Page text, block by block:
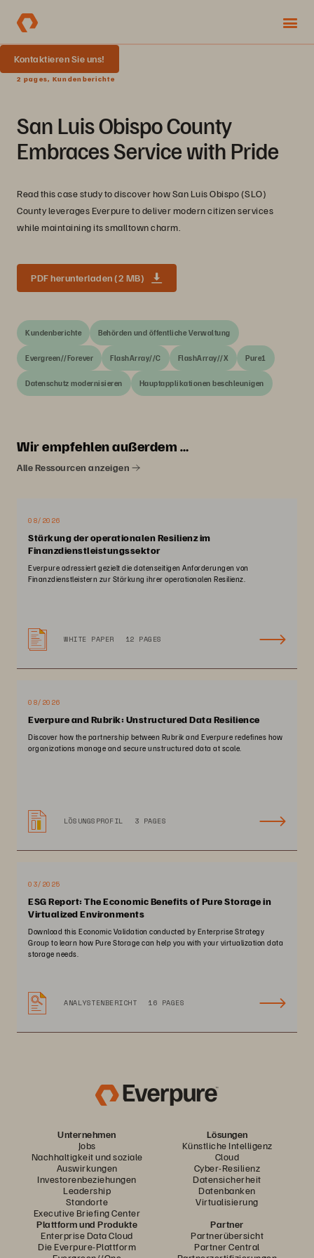
Kontaktieren Sie uns!
2 pages, Kundenberichte
San Luis Obispo County
Embraces Service with Pride
Read this case study to discover how San Luis Obispo (SLO)
County leverages Everpure to deliver modern citizen services
while maintaining its smalltown charm.
PDF herunterladen (2 MB)
Kundenberichte Behörden und öffentliche Verwaltung
Evergreen//Forever FlashArray//C FlashArray//X Pure1
Datenschutz modernisieren Hauptapplikationen beschleunigen
Wir empfehlen außerdem …
Alle Ressourcen anzeigen
08/2026
Stärkung der operationalen Resilienz im
Finanzdienstleistungssektor
Everpure adressiert gezielt die datenseitigen Anforderungen von
Finanzdienstleistern zur Stärkung ihrer operationalen Resilienz.
WHITE PAPER 12 PAGES
08/2026
Everpure and Rubrik: Unstructured Data Resilience
Discover how the partnership between Rubrik and Everpure redefines how
organizations manage and secure unstructured data at scale.
LÖSUNGSPROFIL 3 PAGES
03/2025
ESG Report: The Economic Benefits of Pure Storage in
Virtualized Environments
Download this Economic Validation conducted by Enterprise Strategy
Group to learn how Pure Storage can help you with your virtualization data
storage needs.
ANALYSTENBERICHT 16 PAGES
Unternehmen
Jobs
Nachhaltigkeit und soziale
Auswirkungen
Investorenbeziehungen
Leadership
Standorte
Executive Briefing Center
Lösungen
Künstliche Intelligenz
Cloud
Cyber-Resilienz
Datensicherheit
Datenbanken
Virtualisierung
Plattform und Produkte
Enterprise Data Cloud
Die Everpure-Plattform
Partner
Partnerübersicht
Partner Central